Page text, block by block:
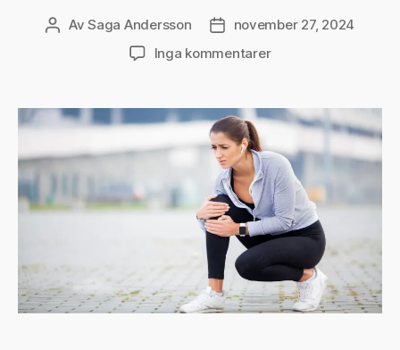
Inläggsförfattare
AvSaga Andersson Inläggsdatum
november 27, 2024
Inga kommentarertill
på
att
du
är
övertränad